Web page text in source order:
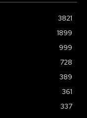
3821
1899
999
728
389
361
337